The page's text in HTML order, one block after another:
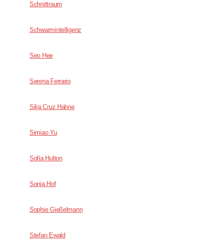
Schnittraum
Schwarmintelligenz
Seo Hee
Serena Ferrario
Silja Cruz Hahne
Simiao Yu
Sofia Hulton
Sonja Hof
Sophie Gießelmann
Stefan Ewald